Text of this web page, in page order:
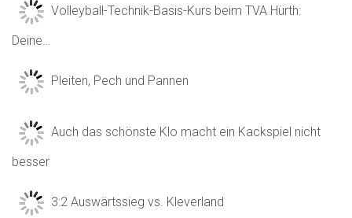
Volleyball-Technik-Basis-Kurs beim TVA Hürth:
Deine…
Pleiten, Pech und Pannen
Auch das schönste Klo macht ein Kackspiel nicht
besser
3:2 Auswärtssieg vs. Kleverland